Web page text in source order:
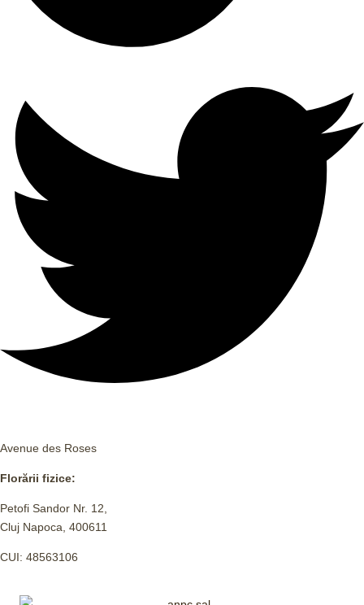
Avenue des Roses
Florării fizice:
Petofi Sandor Nr. 12,
Cluj Napoca, 400611
CUI: 48563106